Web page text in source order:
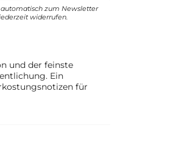
zum Newsletter
widerrufen.
und der feinste
Ein
für